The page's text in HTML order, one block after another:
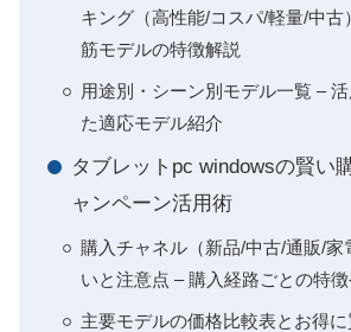
キング（高性能/コスパ/軽量/中古
筋モデルの特徴解説
用途別・シーン別モデル一覧 –
た適応モデル紹介
タブレットpc windowsの賢い
ャンペーン活用術
購入チャネル（新品/中古/通販/家
いと注意点 – 購入経路ごとの特
主要モデルの価格比較表とお得